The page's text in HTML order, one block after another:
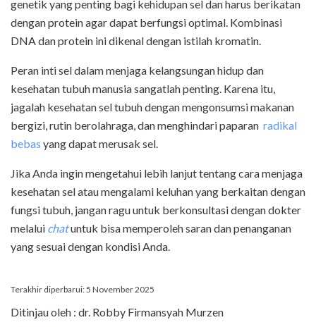
genetik yang penting bagi kehidupan sel dan harus berikatan
dengan protein agar dapat berfungsi optimal. Kombinasi
DNA dan protein ini dikenal dengan istilah kromatin.
Peran inti sel dalam menjaga kelangsungan hidup dan
kesehatan tubuh manusia sangatlah penting. Karena itu,
jagalah kesehatan sel tubuh dengan mengonsumsi makanan
bergizi, rutin berolahraga, dan menghindari paparan radikal
bebas yang dapat merusak sel.
Jika Anda ingin mengetahui lebih lanjut tentang cara menjaga
kesehatan sel atau mengalami keluhan yang berkaitan dengan
fungsi tubuh, jangan ragu untuk berkonsultasi dengan dokter
melalui chatuntuk bisa memperoleh saran dan penanganan
yang sesuai dengan kondisi Anda.
Terakhir diperbarui: 5 November 2025